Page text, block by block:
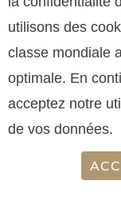
LONGUEUR
utilisons des
classe mondiale
optimale. En
acceptez notre
de vos données.